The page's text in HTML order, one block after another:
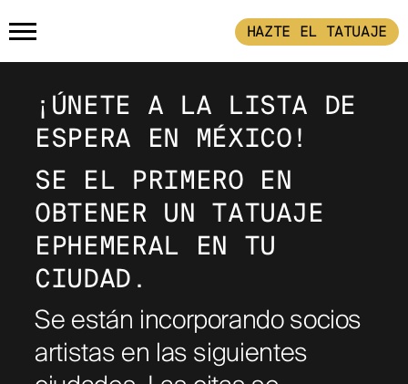
HAZTE EL TATUAJE
PÁGINA PRINCIPAL
PRODUCTOS
HAZTE EL TATUAJE COMPRA
CÓMO FUNCIONA
EJEMPLOS DE
TATUAJES
¡ÚNETE A LA LISTA DE
ESPERA EN MÉXICO!
SE EL PRIMERO EN
OBTENER UN TATUAJE
EPHEMERAL EN TU
CIUDAD.
Se están incorporando socios
artistas en las siguientes